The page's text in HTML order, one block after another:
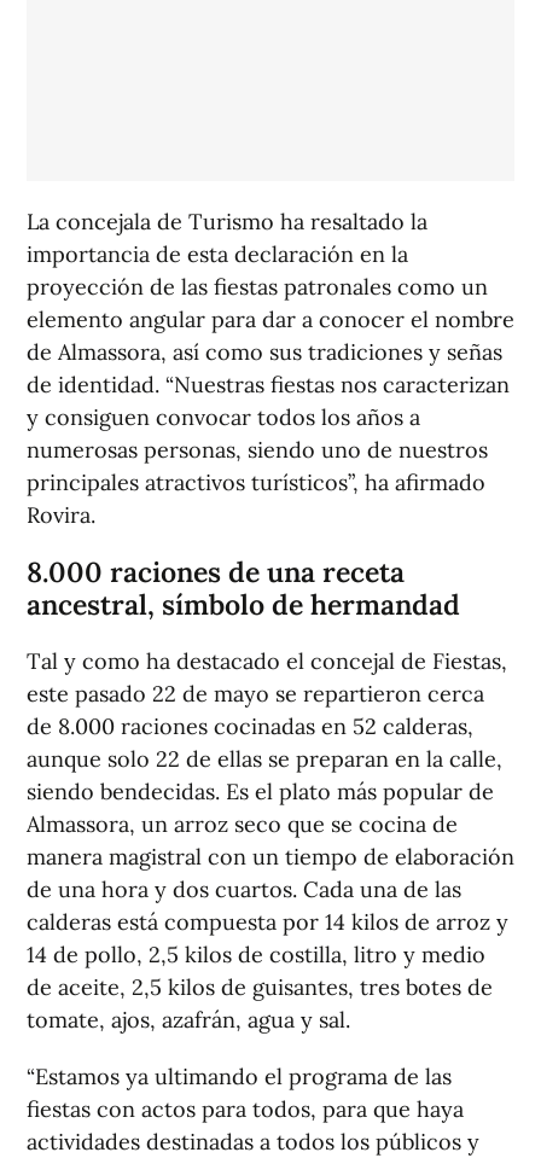
La concejala de Turismo ha resaltado la
importancia de esta declaración en la
proyección de las fiestas patronales como un
elemento angular para dar a conocer el nombre
de Almassora, así como sus tradiciones y señas
de identidad. “Nuestras fiestas nos caracterizan
y consiguen convocar todos los años a
numerosas personas, siendo uno de nuestros
principales atractivos turísticos”, ha afirmado
Rovira.
8.000 raciones de una receta
ancestral, símbolo de hermandad
Tal y como ha destacado el concejal de Fiestas,
este pasado 22 de mayo se repartieron cerca
de 8.000 raciones cocinadas en 52 calderas,
aunque solo 22 de ellas se preparan en la calle,
siendo bendecidas. Es el plato más popular de
Almassora, un arroz seco que se cocina de
manera magistral con un tiempo de elaboración
de una hora y dos cuartos. Cada una de las
calderas está compuesta por 14 kilos de arroz y
14 de pollo, 2,5 kilos de costilla, litro y medio
de aceite, 2,5 kilos de guisantes, tres botes de
tomate, ajos, azafrán, agua y sal.
“Estamos ya ultimando el programa de las
fiestas con actos para todos, para que haya
actividades destinadas a todos los públicos y